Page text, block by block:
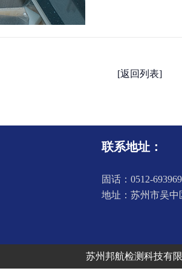
[返回列表]
联系地址：
固话：0512-
地址：苏州市吴中
联系方式：
苏州邦航检测科技